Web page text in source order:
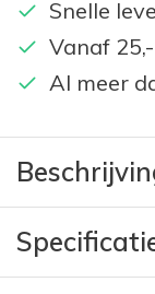
Snelle
Vanaf
Al meer